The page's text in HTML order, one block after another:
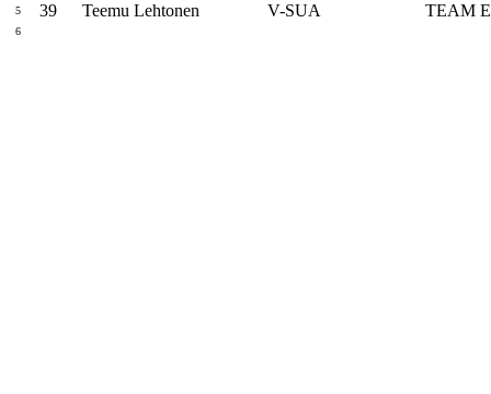
5
39 Teemu Lehtonen V-SUA TEAM
6